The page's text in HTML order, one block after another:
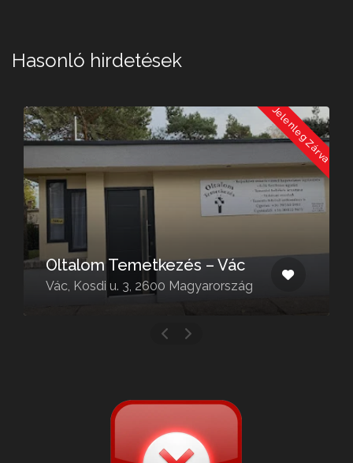
Hasonló hirdetések
Jelenleg Zárva
Oltalom Temetkezés – Vác
Vác, Kosdi u. 3, 2600 Magyarország